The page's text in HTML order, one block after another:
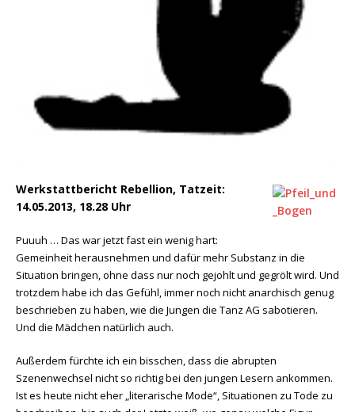
Werkstattbericht Rebellion, Tatzeit:
14.05.2013, 18.28 Uhr
Puuuh … Das war jetzt fast ein wenig hart:
Gemeinheit herausnehmen und dafür mehr Substanz in die
Situation bringen, ohne dass nur noch gejohlt und gegrölt wird. Und
trotzdem habe ich das Gefühl, immer noch nicht anarchisch genug
beschrieben zu haben, wie die Jungen die Tanz AG sabotieren.
Und die Mädchen natürlich auch.
Außerdem fürchte ich ein bisschen, dass die abrupten
Szenenwechsel nicht so richtig bei den jungen Lesern ankommen.
Ist es heute nicht eher „literarische Mode“, Situationen zu Tode zu